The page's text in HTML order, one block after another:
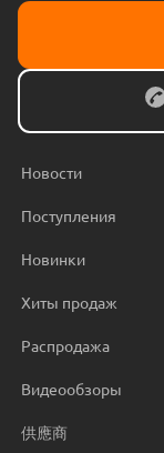
Новости
Поступления
Новинки
Хиты продаж
Распродажа
Видеообзоры
供應商